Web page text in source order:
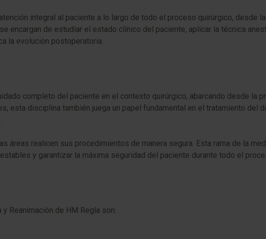
integral al paciente a lo largo de todo el proceso quirúrgico, desde
encargan de estudiar el estado clínico del paciente, aplicar la técnica
la evolución postoperatoria.
completo del paciente en el contexto quirúrgico, abarcando desde la
esta disciplina también juega un papel fundamental en el tratamiento del
realicen sus procedimientos de manera segura. Esta rama de la
y garantizar la máxima seguridad del paciente durante todo el
Reanimación de HM Regla son: